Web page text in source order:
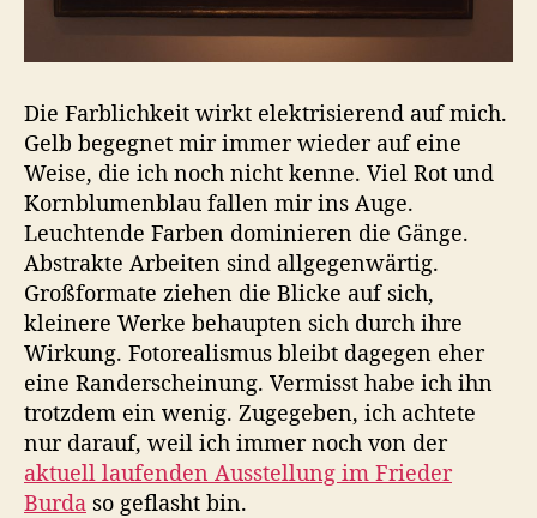
Die Farblichkeit wirkt elektrisierend auf mich.
Gelb begegnet mir immer wieder auf eine
Weise, die ich noch nicht kenne. Viel Rot und
Kornblumenblau fallen mir ins Auge.
Leuchtende Farben dominieren die Gänge.
Abstrakte Arbeiten sind allgegenwärtig.
Großformate ziehen die Blicke auf sich,
kleinere Werke behaupten sich durch ihre
Wirkung. Fotorealismus bleibt dagegen eher
eine Randerscheinung. Vermisst habe ich ihn
trotzdem ein wenig. Zugegeben, ich achtete
nur darauf, weil ich immer noch von der
aktuell laufenden Ausstellung im Frieder
Burda so geflasht bin.